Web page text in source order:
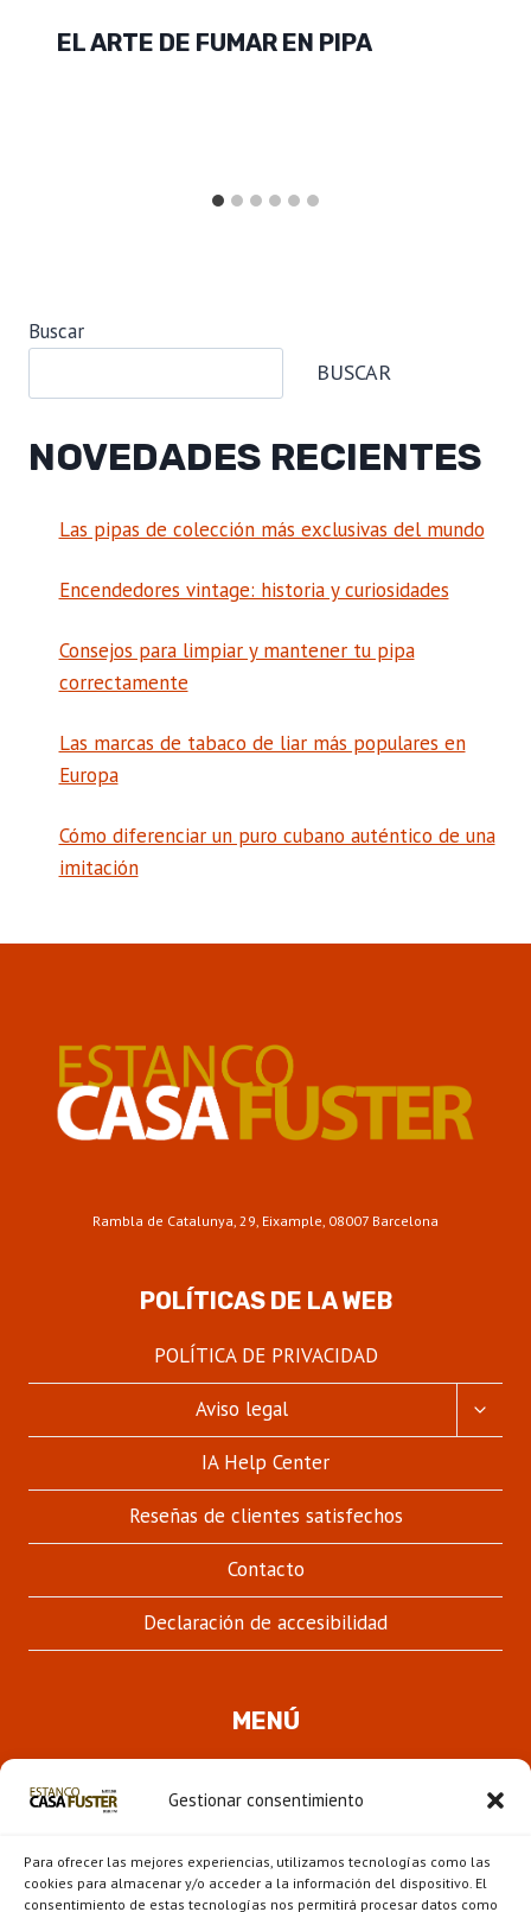
Gestionar consentimiento
Para ofrecer las mejores experiencias, utilizamos tecnologías como las
cookies para almacenar y/o acceder a la información del dispositivo. El
consentimiento de estas tecnologías nos permitirá procesar datos como
EL ARTE DE FUMAR EN PIPA
Buscar
BUSCAR
NOVEDADES RECIENTES
Las pipas de colección más exclusivas del mundo
Encendedores vintage: historia y curiosidades
Consejos para limpiar y mantener tu pipa
correctamente
Las marcas de tabaco de liar más populares en
Europa
Cómo diferenciar un puro cubano auténtico de una
imitación
Rambla de Catalunya, 29, Eixample, 08007 Barcelona
POLÍTICAS DE LA WEB
POLÍTICA DE PRIVACIDAD
Aviso legal
IA Help Center
Reseñas de clientes satisfechos
Contacto
Declaración de accesibilidad
MENÚ
HIJO
Novedades